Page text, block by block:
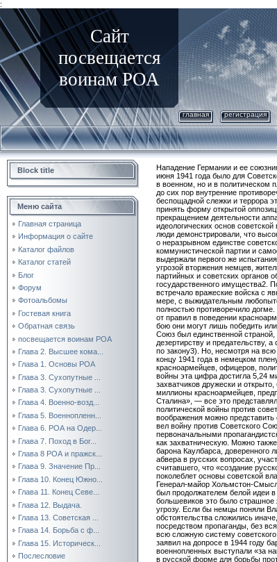
:
Сайт
посвещается
воинам РОА
главная регистрация
Block title
Меню сайта
Главная страница
Информация о сайте
Каталог файлов
Каталог статей
Блог
Форум
Фотоальбомы
Гостевая книга
Обратная связь
посвещается воинам РОА
Глава 2. Высшее кома...
Глава 1. Основы РОА
Глава 3. Сухопутные ...
Глава 3. Сухопутные ...
Глава 4. Военно-возд...
Глава 5. Военнопленн...
Глава 6. РОА на Одер...
Глава 7. Поход в Бог...
Глава 8 РОА и пражск...
Глава 9. Значение Пр...
Глава 10. Конец Южно...
Глава 11. Конец Севе...
Глава 12. Выдача.
Глава 13. Советская ...
Глава 14. Борьба с ф...
Глава 15. Историческ...
Послесловие
Нападение Германии и ее
июня 1941 года было для
в военном, но и в политическом
до сих пор внутренние
беспощадной слежки и террора
принять форму открытой
прекращением деятельности
идеологических основ
люди демонстрировали, что
о неразрывном единстве
коммунистической партии и
выдержали первого же
угрозой вторжения немцев,
партийных и советских органов
государственного имущества2.
встречало вражеские войска с
мере, с выжидательным
полностью противоречило
от правил в поведении
бою они могут лишь победить
Союз был единственной страной,
дезертирству и предательству,
по закону3). Но, несмотря на
концу 1941 года в немецком
красноармейцев, офицеров,
войны эта цифра достигла 5,24
захватчиков дружески и
миллионы красноармейцев,
Сталина», — все это
политической войны против
воображения можно
вел войну против Советского
первоначальными
как захватническую. Можно
барона Каулбарса, доверенного
абвера в русских вопросах,
считавшего, что «создание
поколеблет основы советской
Генерал-майор Хольмстон-
был продолжателем белой идеи
большевиков это было
угрозу. Если бы немцы поняли
обстоятельства сложились
посредством пропаганды, без
всю сложную систему
заявил на допросе в 1944 году
военнопленных выступали «за
в русской форме для борьбы